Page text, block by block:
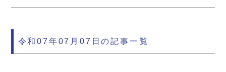
令和07年07月07日の記事一覧